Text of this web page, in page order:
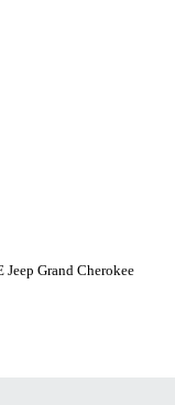
Grand Cherokee